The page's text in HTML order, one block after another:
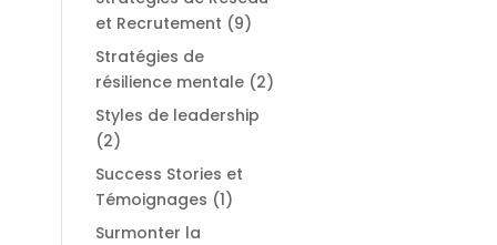
et Recrutement (9)
Stratégies de
résilience mentale(2)
Styles de leadership
(2)
Success Stories et
Témoignages (1)
Surmonter la